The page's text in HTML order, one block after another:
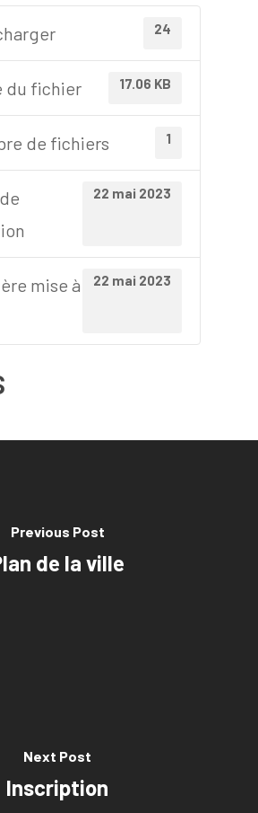
24
du fichier 17.06 KB
de fichiers 1
22 mai 2023
mise à
22 mai 2023
Previous Post
de la ville
Next Post
Inscription